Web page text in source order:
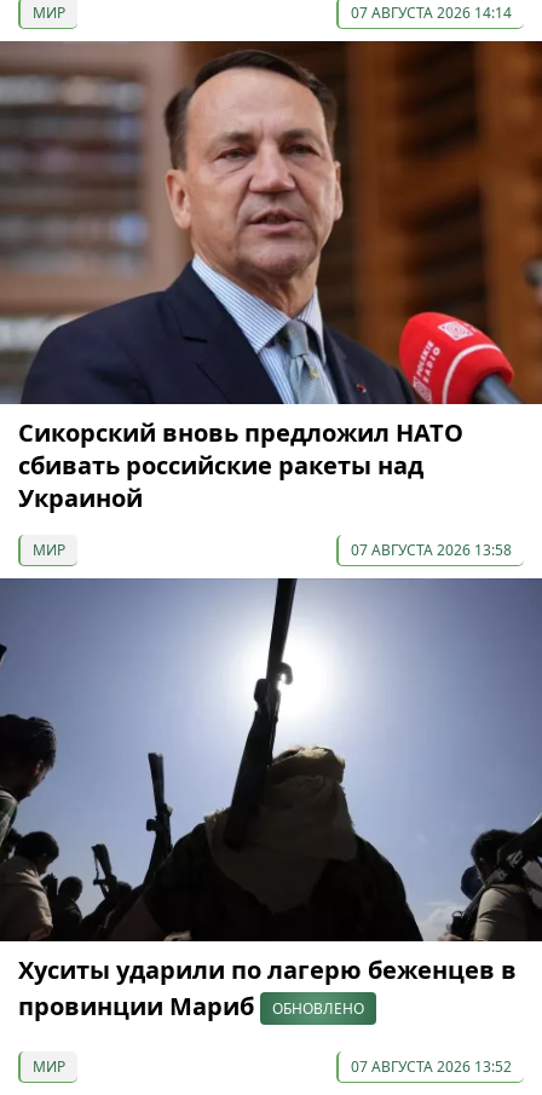
МИР 07 АВГУСТА 2026 14:14
Сикорский вновь предложил НАТО
сбивать российские ракеты над
Украиной
МИР 07 АВГУСТА 2026 13:58
Хуситы ударили по лагерю беженцев в
провинции Мариб
ОБНОВЛЕНО
МИР 07 АВГУСТА 2026 13:52